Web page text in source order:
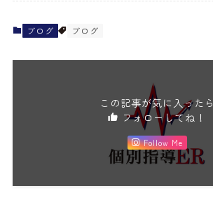
ブログ ブログ
この記事が気に入ったら
フォローしてね！
Follow Me